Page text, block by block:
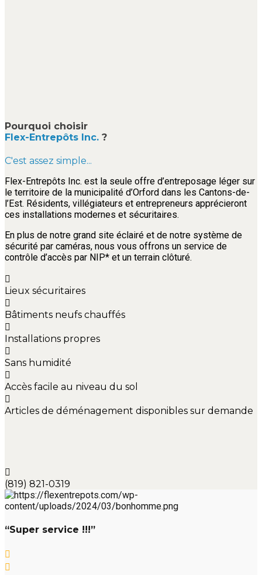
Pourquoi choisir
Flex-Entrepôts Inc. ?
C'est assez simple...
Flex-Entrepôts Inc. est la seule offre d’entreposage léger sur
le territoire de la municipalité d’Orford dans les Cantons-de-
l’Est. Résidents, villégiateurs et entrepreneurs apprécieront
ces installations modernes et sécuritaires.
En plus de notre grand site éclairé et de notre système de
sécurité par caméras, nous vous offrons un service de
contrôle d’accès par NIP* et un terrain clôturé.
Lieux sécuritaires
Bâtiments neufs chauffés
Installations propres
Sans humidité
Accès facile au niveau du sol
Articles de déménagement disponibles sur demande
(819) 821-0319
“Super service !!!”